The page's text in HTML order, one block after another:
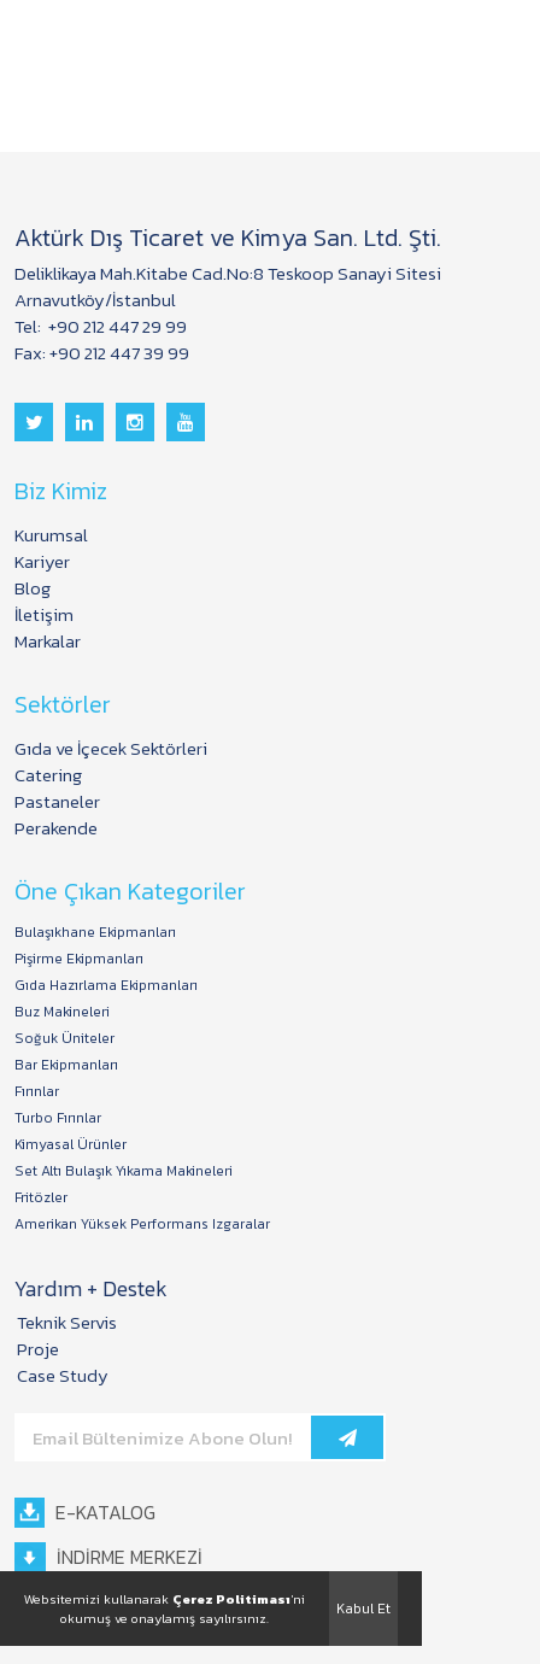
Aktürk Dış Ticaret ve Kimya San. Ltd. Şti.
Deliklikaya Mah.Kitabe Cad.No:8 Teskoop Sanayi Sitesi
Arnavutköy/İstanbul
Tel: +90 212 447 29 99
Fax: +90 212 447 39 99
Biz Kimiz
Kurumsal
Kariyer
Blog
İletişim
Markalar
Sektörler
Gıda ve İçecek Sektörleri
Catering
Pastaneler
Perakende
Öne Çıkan Kategoriler
Bulaşıkhane Ekipmanları
Pişirme Ekipmanları
Gıda Hazırlama Ekipmanları
Buz Makineleri
Soğuk Üniteler
Bar Ekipmanları
Fırınlar
Turbo Fırınlar
Kimyasal Ürünler
Set Altı Bulaşık Yıkama Makineleri
Fritözler
Amerikan Yüksek Performans Izgaralar
Yardım + Destek
Teknik Servis
Proje
Case Study
E-KATALOG
İNDİRME MERKEZİ
Kabul Et
Websitemizi kullanarak Çerez Politiması'ni
okumuş ve onaylamış sayılırsınız.